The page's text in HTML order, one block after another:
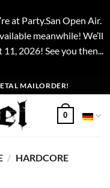
at Party.San Open Air.
meanwhile! We’ll
2026! See you then...
MAILORDER!
0
/ HARDCORE